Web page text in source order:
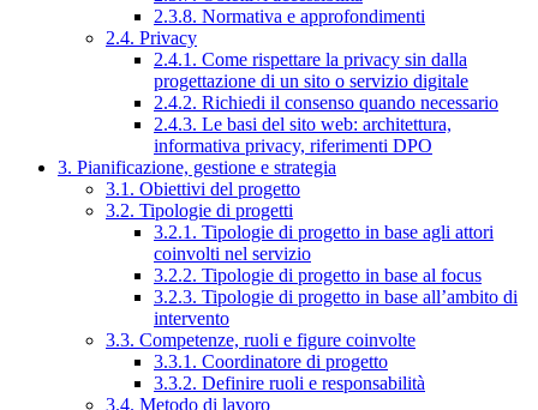
2.3.8. Normativa e approfondimenti
2.4. Privacy
2.4.1. Come rispettare la privacy sin dalla
progettazione di un sito o servizio digitale
2.4.2. Richiedi il consenso quando necessario
2.4.3. Le basi del sito web: architettura,
informativa privacy, riferimenti DPO
3. Pianificazione, gestione e strategia
3.1. Obiettivi del progetto
3.2. Tipologie di progetti
3.2.1. Tipologie di progetto in base agli attori
coinvolti nel servizio
3.2.2. Tipologie di progetto in base al focus
3.2.3. Tipologie di progetto in base all’ambito di
intervento
3.3. Competenze, ruoli e figure coinvolte
3.3.1. Coordinatore di progetto
3.3.2. Definire ruoli e responsabilità
3.4. Metodo di lavoro